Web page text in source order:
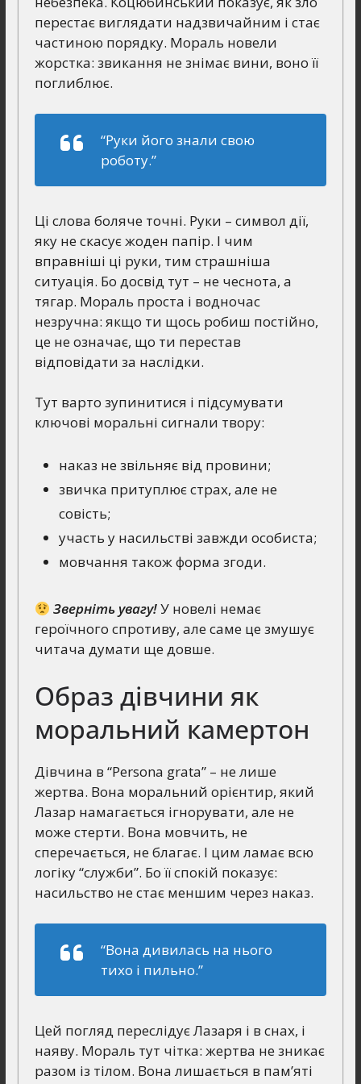
перестає виглядати надзвичайним і стає
частиною порядку. Мораль новели
жорстка: звикання не знімає вини, воно її
поглиблює.
“Руки його знали свою
роботу.”
Ці слова боляче точні. Руки – символ дії,
яку не скасує жоден папір. І чим
вправніші ці руки, тим страшніша
ситуація. Бо досвід тут – не чеснота, а
тягар. Мораль проста і водночас
незручна: якщо ти щось робиш постійно,
це не означає, що ти перестав
відповідати за наслідки.
Тут варто зупинитися і підсумувати
ключові моральні сигнали твору:
наказ не звільняє від провини;
звичка притуплює страх, але не
совість;
участь у насильстві завжди особиста;
мовчання також форма згоди.
Зверніть увагу!У новелі немає
героїчного спротиву, але саме це змушує
читача думати ще довше.
Образ дівчини як
моральний камертон
Дівчина в “Persona grata” – не лише
жертва. Вона моральний орієнтир, який
Лазар намагається ігнорувати, але не
може стерти. Вона мовчить, не
сперечається, не благає. І цим ламає всю
логіку “служби”. Бо її спокій показує:
насильство не стає меншим через наказ.
“Вона дивилась на нього
тихо і пильно.”
Цей погляд переслідує Лазаря і в снах, і
наяву. Мораль тут чітка: жертва не зникає
разом із тілом. Вона лишається в пам’яті